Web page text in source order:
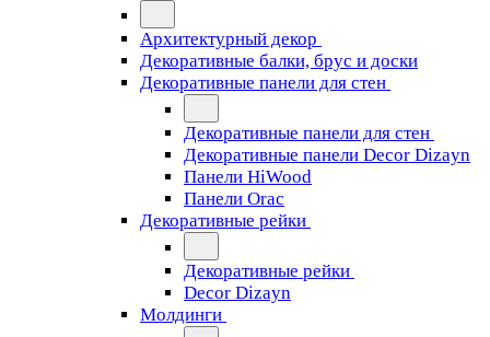
Архитектурный декор
Декоративные балки, брус и доски
Декоративные панели для стен
Декоративные панели для стен
Декоративные панели Decor Dizayn
Панели HiWood
Панели Orac
Декоративные рейки
Декоративные рейки
Decor Dizayn
Молдинги